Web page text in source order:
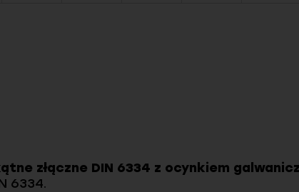
złączne DIN 6334 z ocynkiem
6334.